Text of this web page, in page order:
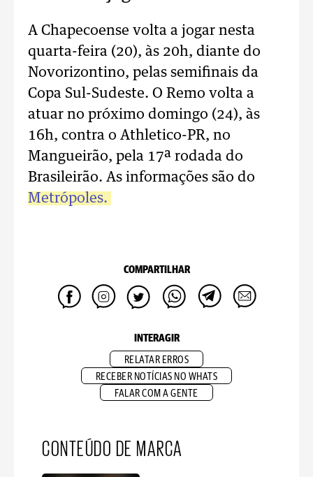
A Chapecoense volta a jogar nesta
quarta-feira (20), às 20h, diante do
Novorizontino, pelas semifinais da
Copa Sul-Sudeste. O Remo volta a
atuar no próximo domingo (24), às
16h, contra o Athletico-PR, no
Mangueirão, pela 17ª rodada do
Brasileirão. As informações são do
Metrópoles.
COMPARTILHAR
INTERAGIR
RELATAR ERROS
RECEBER NOTÍCIAS NO WHATS
FALAR COM A GENTE
CONTEÚDO DE MARCA